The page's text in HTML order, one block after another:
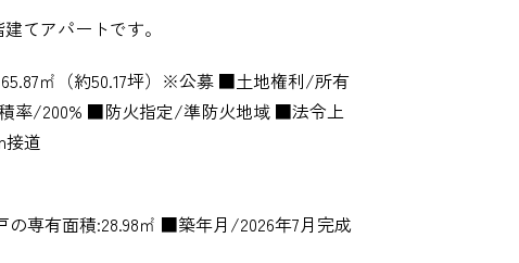
てアパートです。
㎡（約50.17坪）※公募 ■土地権利/所有
率/200% ■防火指定/準防火地域 ■法令上
道
有面積:28.98㎡ ■築年月/2026年7月完成